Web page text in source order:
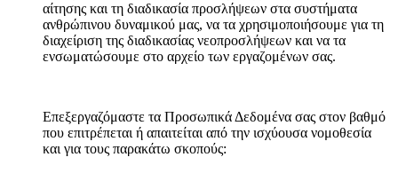
αίτησης και τη διαδικασία προσλήψεων στα συστήματα
ανθρώπινου δυναμικού μας, να τα χρησιμοποιήσουμε για τη
διαχείριση της διαδικασίας νεοπροσλήψεων και να τα
ενσωματώσουμε στο αρχείο των εργαζομένων σας.
Επεξεργαζόμαστε τα Προσωπικά Δεδομένα σας στον βαθμό
που επιτρέπεται ή απαιτείται από την ισχύουσα νομοθεσία
και για τους παρακάτω σκοπούς: